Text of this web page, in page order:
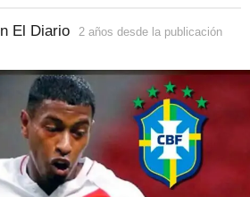
El Diario 2 años desde la publicación